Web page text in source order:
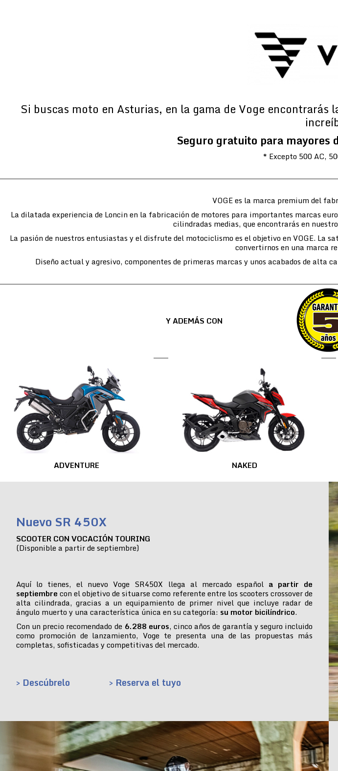
Si buscas moto en Asturias, en la gama de Voge
Seguro gratuito para mayores
* Excepto 500 AC,
VOGE es la marca premium del
La dilatada experiencia de Loncin en la fabricación de motores para importantes marcas
cilindradas medias, que encontrarás en
La pasión de nuestros entusiastas y el disfrute del motociclismo es el objetivo en VOGE.
convertirnos en una marca
Diseño actual y agresivo, componentes de primeras marcas y unos acabados de alta
Y ADEMÁS CON
ADVENTURE NAKED
Nuevo SR 450X
SCOOTER CON VOCACIÓN TOURING
(Disponible a partir de septiembre)
Aquí lo tienes, el nuevo Voge SR450X llega al mercado español a partir de
septiembre con el objetivo de situarse como referente entre los scooters crossover de
alta cilindrada, gracias a un equipamiento de primer nivel que incluye radar de
ángulo muerto y una característica única en su categoría: su motor bicilíndrico.
Con un precio recomendado de 6.288 euros, cinco años de garantía y seguro incluido
como promoción de lanzamiento, Voge te presenta una de las propuestas más
completas, sofisticadas y competitivas del mercado.
> Descúbrelo > Reserva el tuyo